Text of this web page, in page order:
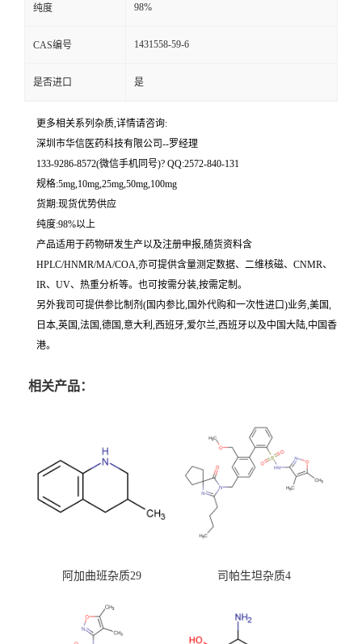
纯度 98%
CAS编号 1431558-59-6
是否进口 是
更多相关系列杂质,详情请咨询:
深圳市华信医药科技有限公司--罗经理
133-9286-8572(微信手机同号)? QQ:2572-840-131
规格:5mg,10mg,25mg,50mg,100mg
货期:现货优势供应
纯度:98%以上
产品适用于药物研发生产以及注册申报,随货资料含
HPLC/HNMR/MA/COA,亦可提供含量测定数据、二维核磁、CNMR、
IR、UV、热重分析等。也可按需分装,按需定制。
另外我司可提供参比制剂(国内参比,国外代购和一次性进口)业务,美国,
日本,英国,法国,德国,意大利,西班牙,爱尔兰,西班牙以及中国大陆,中国香
港。
相关产品：
阿加曲班杂质29 司帕生坦杂质4